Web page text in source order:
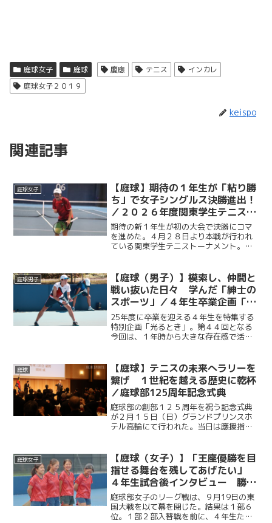
庭球女子 庭球 慶應 テニス
インカレ
庭球女子２０１９
keispo
関連記事
庭球女子
【庭球】期待の１年生が「粘り勝
ち」で女子シングルス決勝進出！
／２０２６年度関東学生テニスト
ーナメント
期待の新１年生が初の大会で決勝にコマ
を進めた。４月２８日より本戦が行われ
ている関東学生テニストーナメント。大
さに加え最大１０メートルの強風が吹い
たこの日、内藤悠香（総政...
庭球男子
【庭球（男子）】模索し、仲間と
戦い抜いた日々 学んだ「紳士の
スポーツ」／４年生卒業企画「光
るとき」 No.44・菅谷優作
25年度に卒業を迎える４年生を特集する
特別企画「光るとき」。第４４回となる
今回は、１年時から大きな存在感で活躍
だからこそ語れるその思いに迫る。
庭球
【庭球】テニスの未来へラリーを
繋げ １世紀を越える歴史に乾杯
／庭球部125周年記念式典
庭球部の創部１２５周年を祝う記念式典
が２月１５日（日）グランドプリンスホ
テル高輪にて行われた。当日は應援指導
り、慶大庭球部の映えある実績と輝かし
い未来を象徴するような...
庭球女子
【庭球（女子）】「王座優勝を目
指せる舞台を残してあげたい」
４年生試合後インタビュー 勝利
掴めず１部６位で入替戦へ／関東
大学テニスリーグ1部vs東国大
庭球部女子のリーグ戦は、９月19日の東
国大戦を以て幕を閉じた。結果は１部６
位。１部２部入替戦を前に、４年生たち